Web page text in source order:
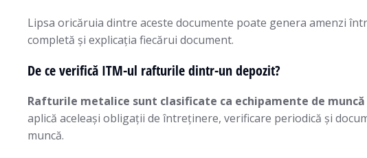
Lipsa oricăruia dintre aceste documente poate genera amenzi
completă și explicația fiecărui document.
De ce verifică ITM-ul rafturile dintr-un depozit?
Rafturile metalice sunt clasificate ca echipamente de muncă
aplică aceleași obligații de întreținere, verificare periodică și
muncă.